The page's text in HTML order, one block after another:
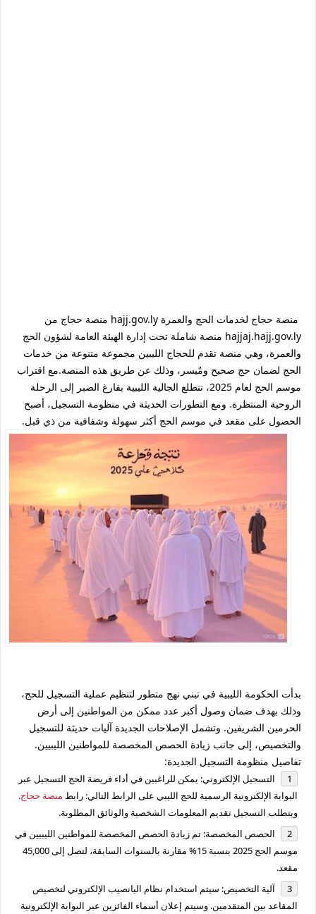
منصة حجاج لخدمات الحج والعمرة hajj.gov.ly ‫منصة حجاج من
hajjaj.hajj.gov.ly منصة شاملة تحت إدارة الهيئة العامة لشؤون الحج
والعمرة، وهي منصة تقدم للحجاج الليبين مجموعة متنوعة من خدمات
الحج لضمان حج صحيح ومٌيسر، وذلك عن طريق هذه المنصة.مع اقتراب
موسم الحج لعام 2025، تتطلع الجالية الليبية بفارغ الصبر إلى الرحلة
الروحية المنتظرة. ومع التطورات الحديثة في منظومة التسجيل، أصبح
الحصول على مقعد في موسم الحج أكثر سهولة وشفافية من ذي قبل.
بدأت الحكومة الليبية في تبني نهج متطور لتنظيم عملية التسجيل للحج،
وذلك بهدف ضمان وصول أكبر عدد ممكن من المواطنين إلى أرض
الحرمين الشريفين. وتشمل الإصلاحات الجديدة آليات حديثة للتسجيل
والتخصيص، إلى جانب زيادة الحصص المخصصة للمواطنين الليبيين.
تفاصيل منظومة التسجيل الجديدة:
التسجيل الإلكتروني: يمكن للراغبين في أداء فريضة الحج التسجيل عبر
البوابة الإلكترونية الرسمية للحج الليبي على الرابط التالي: رابط منصة حجاج.
ويتطلب التسجيل تقديم المعلومات الشخصية والوثائق المطلوبة.
الحصص المخصصة: تم زيادة الحصص المخصصة للمواطنين الليبيين في
موسم الحج 2025 بنسبة 15% مقارنة بالسنوات السابقة، لتصل إلى 45,000
مقعد.
آلية التخصيص: سيتم استخدام نظام اليانصيب الإلكتروني لتخصيص
المقاعد بين المتقدمين. وسيتم إعلان أسماء الفائزين عبر البوابة الإلكترونية